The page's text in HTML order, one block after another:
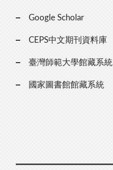
Google Scholar
CEPS中文期刊資料庫
臺灣師範大學館藏系統
國家圖書館館藏系統